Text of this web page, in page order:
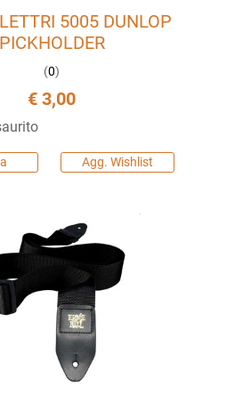
5005 DUNLOP
PICKHOLDER
(0)
€ 3,00
Agg. Wishlist